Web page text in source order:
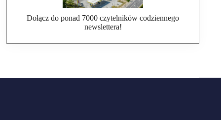
Dołącz do ponad 7000 czytelników codziennego
newslettera!